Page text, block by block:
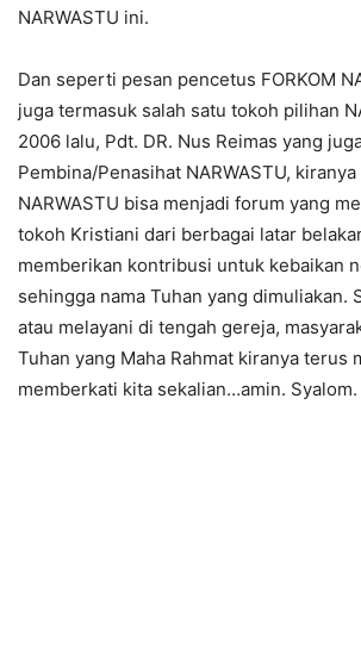
NARWASTU ini.
Dan seperti pesan pencetus FORKOM
juga termasuk salah satu tokoh pilihan
2006 lalu, Pdt. DR. Nus Reimas yang
Pembina/Penasihat NARWASTU, kiranya
NARWASTU bisa menjadi forum yang
tokoh Kristiani dari berbagai latar
memberikan kontribusi untuk kebaikan
sehingga nama Tuhan yang dimuliakan.
atau melayani di tengah gereja,
Tuhan yang Maha Rahmat kiranya terus
memberkati kita sekalian…amin. Syalom.